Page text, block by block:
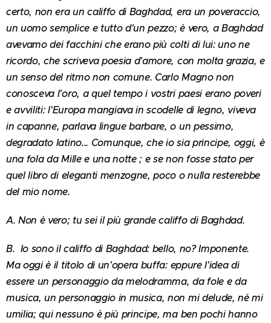
certo, non era un califfo di Baghdad, era un poveraccio,
un uomo semplice e tutto d'un pezzo; è vero, a Baghdad
avevamo dei facchini che erano più colti di lui: uno ne
ricordo, che scriveva poesia d'amore, con molta grazia, e
un senso del ritmo non comune. Carlo Magno non
conosceva l'oro, a quel tempo i vostri paesi erano poveri
e avviliti: l'Europa mangiava in scodelle di legno, viveva
in capanne, parlava lingue barbare, o un pessimo,
degradato latino... Comunque, che io sia principe, oggi, è
una fola da Mille e una notte ; e se non fosse stato per
quel libro di eleganti menzogne, poco o nulla resterebbe
del mio nome.
A. Non è vero; tu sei il più grande califfo di Baghdad.
B. Io sono il califfo di Baghdad: bello, no? Imponente.
Ma oggi è il titolo di un'opera buffa: eppure l'idea di
essere un personaggio da melodramma, da fole e da
musica, un personaggio in musica, non mi delude, né mi
umilia; qui nessuno è più principe, ma ben pochi hanno